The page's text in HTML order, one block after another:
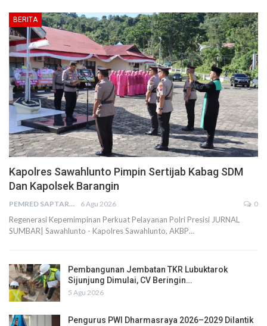
BERITA
Kapolres Sawahlunto Pimpin Sertijab Kabag SDM
Dan Kapolsek Barangin
PEMRED SAPTARIUS 6 Agu 2026 0
Regenerasi Kepemimpinan Perkuat Pelayanan Polri Presisi JURNAL
SUMBAR| Sawahlunto - Kapolres Sawahlunto, AKBP…
Pembangunan Jembatan TKR Lubuktarok
Sijunjung Dimulai, CV Beringin…
5 Agu 2026
Pengurus PWI Dharmasraya 2026–2029 Dilantik